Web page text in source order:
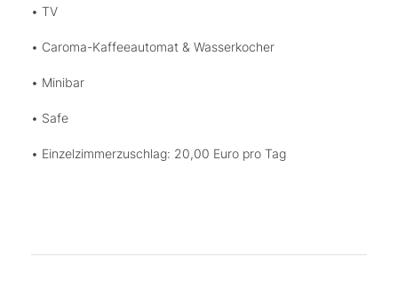
• TV
• Caroma-Kaffeeautomat & Wasserkocher
• Minibar
• Safe
• Einzelzimmerzuschlag: 20,00 Euro pro Tag